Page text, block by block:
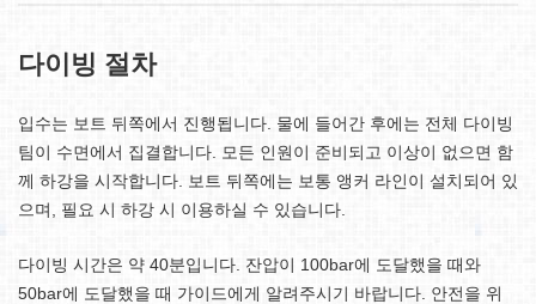
다이빙 절차
입수는 보트 뒤쪽에서 진행됩니다. 물에 들어간 후에는 전체 다이빙
팀이 수면에서 집결합니다. 모든 인원이 준비되고 이상이 없으면 함
께 하강을 시작합니다. 보트 뒤쪽에는 보통 앵커 라인이 설치되어 있
으며, 필요 시 하강 시 이용하실 수 있습니다.
다이빙 시간은 약 40분입니다. 잔압이 100bar에 도달했을 때와
50bar에 도달했을 때 가이드에게 알려주시기 바랍니다. 안전을 위